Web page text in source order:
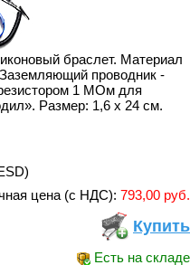
браслет. Материал
проводник -
1 МОм для
Размер: 1,6 х 24 см.
цена (с НДС): 793,00 руб.
Купить
Есть на складе